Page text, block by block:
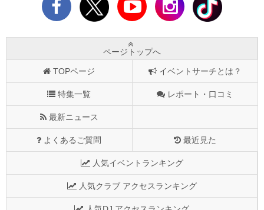
ページトップへ
TOPページ イベントサーチとは？
特集一覧 レポート・口コミ
最新ニュース
よくあるご質問 最近見た
人気イベントランキング
人気クラブ アクセスランキング